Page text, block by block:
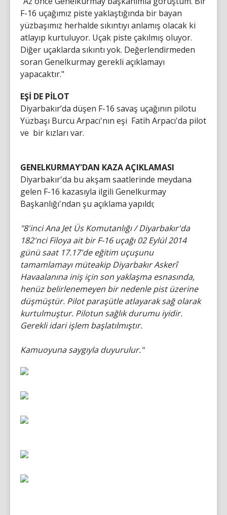
F-16 uçağımız piste yaklaştığında bir bayan
yüzbaşımız herhalde sıkıntıyı anlamış olacak ki
atlayıp kurtuluyor. Uçak piste çakılmış oluyor.
Diğer uçaklarda sıkıntı yok. Değerlendirmeden
soran Genelkurmay gerekli açıklamayı
yapacaktır."
EŞİ DE PİLOT
Diyarbakır’da düşen F-16 savaş uçağının pilotu
Yüzbaşı Burcu Arpacı'nın eşi Fatih Arpacı'da pilot
ve bir kızları var.
GENELKURMAY'DAN KAZA AÇIKLAMASI
Diyarbakır'da bu akşam saatlerinde meydana
gelen F-16 kazasıyla ilgili Genelkurmay
Başkanlığı'ndan şu açıklama yapıldı;
"8'inci Ana Jet Üs Komutanlığı / Diyarbakır'da
182'nci Filoya ait bir F-16 uçağı 02 Eylül 2014
günü saat 17.17'de eğitim uçuşunu
tamamlamayı müteakip Diyarbakır Askerî
Havaalanına iniş için son yaklaşma esnasında,
henüz belirlenemeyen bir nedenle pist üzerine
düşmüştür. Pilot paraşütle atlayarak sağ olarak
kurtulmuştur. Pilotun sağlık durumu iyidir.
Gerekli idari işlem başlatılmıştır.
Kamuoyuna saygıyla duyurulur."